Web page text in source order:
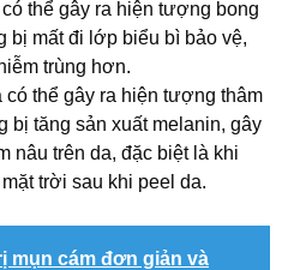
thể gây ra hiện tượng bong
bị mất đi lớp biểu bì bảo vệ,
trùng hơn.
có thể gây ra hiện tượng thâm
bị tăng sản xuất melanin, gây
nâu trên da, đặc biệt là khi
trời sau khi peel da.
mụn cám đơn giản và